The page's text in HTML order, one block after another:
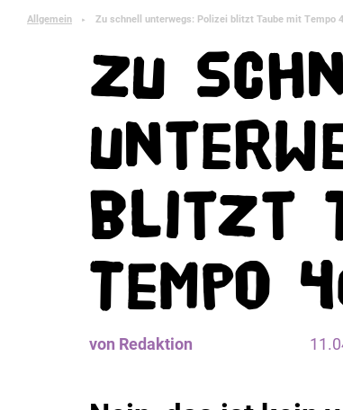
Allgemein ► Zu schnell unterwegs: Polizei blitzt Taube mit Tempo
Zu
blitzt
Tempo
von Redaktion